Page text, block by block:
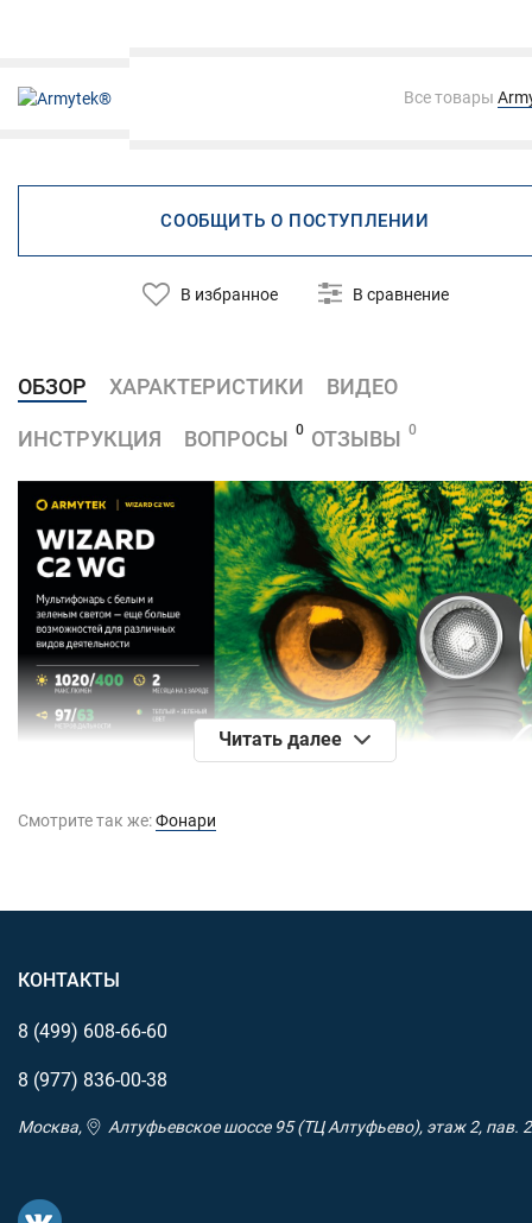
Все товары
СООБЩИТЬ О ПОСТУПЛЕНИИ
В избранное В сравнение
ОБЗОР ХАРАКТЕРИСТИКИ ВИДЕО
ИНСТРУКЦИЯ ВОПРОСЫ 0 ОТЗЫВЫ 0
Читать далее
Смотрите так же:Фонари
КОНТАКТЫ
8 (499) 608-66-60
8 (977) 836-00-38
Москва, Алтуфьевское шоссе 95 (ТЦ Алтуфьево), этаж 2, пав. 2